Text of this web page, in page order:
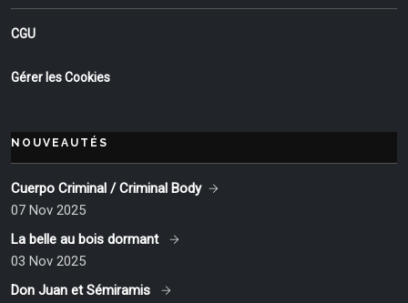
CGU
Gérer les Cookies
NOUVEAUTÉS
Cuerpo Criminal / Criminal Body
07 Nov 2025
La belle au bois dormant
03 Nov 2025
Don Juan et Sémiramis